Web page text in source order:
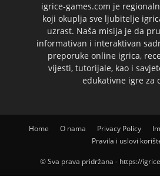
igrice-games.com je
koji okuplja sve ljubitelje
uzrast. Naša misija je da
informativan i interaktivan
preporuke online igrica,
vijesti, tutorijale, kao i
edukativne igre za
Home O nama Privacy Policy
Pravila i uslovi
© Sva prava pridržana - https://